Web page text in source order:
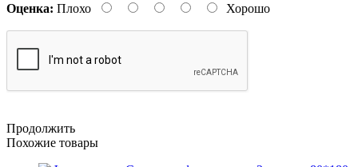
Оценка: Плохо Хорошо
Продолжить
Похожие товары